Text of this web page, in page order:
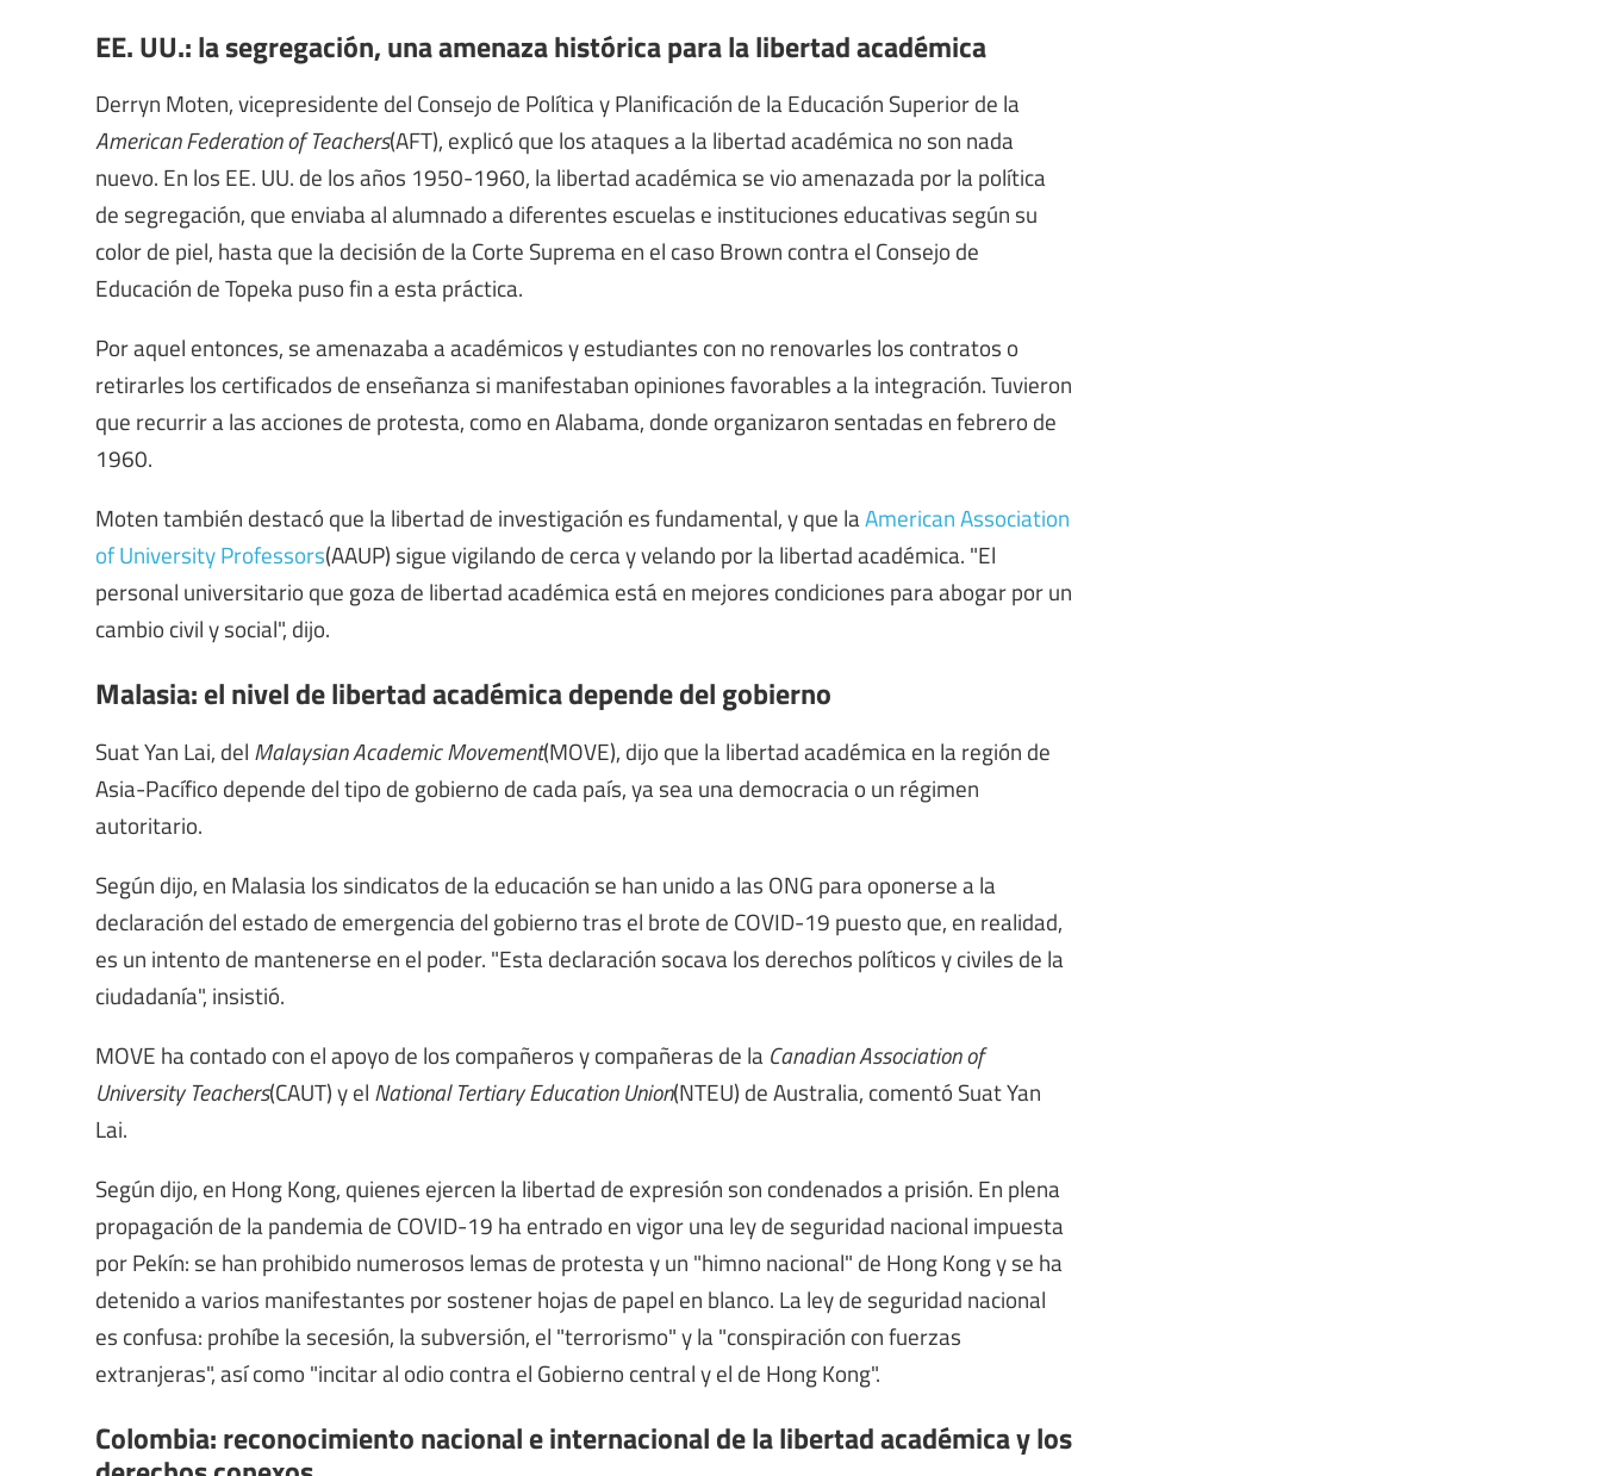
EE. UU.: la segregación, una amenaza histórica para la libertad académica
Derryn Moten, vicepresidente del Consejo de Política y Planificación de la Educación Superior de la
American Federation of Teachers(AFT), explicó que los ataques a la libertad académica no son nada
nuevo. En los EE. UU. de los años 1950-1960, la libertad académica se vio amenazada por la política
de segregación, que enviaba al alumnado a diferentes escuelas e instituciones educativas según su
color de piel, hasta que la decisión de la Corte Suprema en el caso Brown contra el Consejo de
Educación de Topeka puso fin a esta práctica.
Por aquel entonces, se amenazaba a académicos y estudiantes con no renovarles los contratos o
retirarles los certificados de enseñanza si manifestaban opiniones favorables a la integración. Tuvieron
que recurrir a las acciones de protesta, como en Alabama, donde organizaron sentadas en febrero de
1960.
Moten también destacó que la libertad de investigación es fundamental, y que laAmerican Association
of University Professors(AAUP) sigue vigilando de cerca y velando por la libertad académica. "El
personal universitario que goza de libertad académica está en mejores condiciones para abogar por un
cambio civil y social", dijo.
Malasia: el nivel de libertad académica depende del gobierno
Suat Yan Lai, del Malaysian Academic Movement(MOVE), dijo que la libertad académica en la región de
Asia-Pacífico depende del tipo de gobierno de cada país, ya sea una democracia o un régimen
autoritario.
Según dijo, en Malasia los sindicatos de la educación se han unido a las ONG para oponerse a la
declaración del estado de emergencia del gobierno tras el brote de COVID-19 puesto que, en realidad,
es un intento de mantenerse en el poder. "Esta declaración socava los derechos políticos y civiles de la
ciudadanía", insistió.
MOVE ha contado con el apoyo de los compañeros y compañeras de la Canadian Association of
University Teachers(CAUT) y el National Tertiary Education Union(NTEU) de Australia, comentó Suat Yan
Lai.
Según dijo, en Hong Kong, quienes ejercen la libertad de expresión son condenados a prisión. En plena
propagación de la pandemia de COVID-19 ha entrado en vigor una ley de seguridad nacional impuesta
por Pekín: se han prohibido numerosos lemas de protesta y un "himno nacional" de Hong Kong y se ha
detenido a varios manifestantes por sostener hojas de papel en blanco. La ley de seguridad nacional
es confusa: prohíbe la secesión, la subversión, el "terrorismo" y la "conspiración con fuerzas
extranjeras", así como "incitar al odio contra el Gobierno central y el de Hong Kong".
Colombia: reconocimiento nacional e internacional de la libertad académica y los